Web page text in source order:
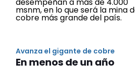
Avanza el gigante de cobre
En menos de un año